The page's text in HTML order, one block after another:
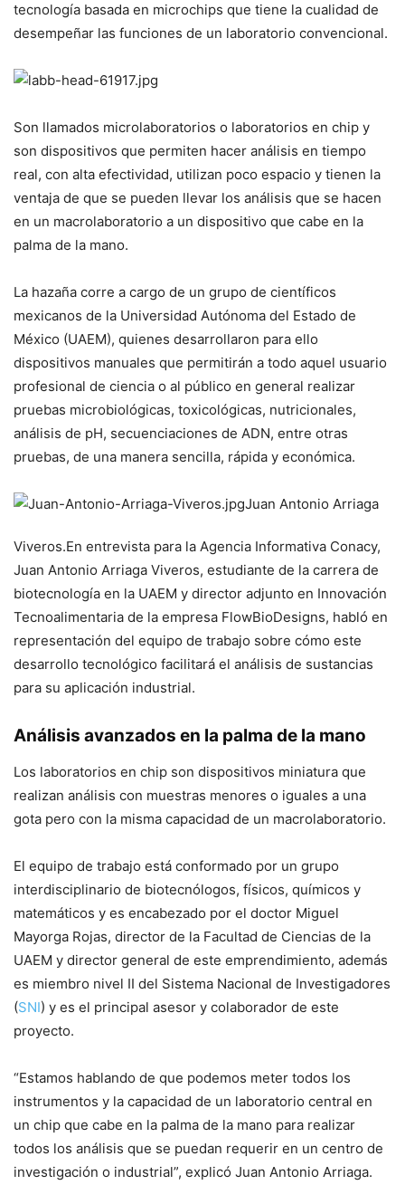
tecnología basada en microchips que tiene la cualidad de
desempeñar las funciones de un laboratorio convencional.
Son llamados microlaboratorios o laboratorios en chip y
son dispositivos que permiten hacer análisis en tiempo
real, con alta efectividad, utilizan poco espacio y tienen la
ventaja de que se pueden llevar los análisis que se hacen
en un macrolaboratorio a un dispositivo que cabe en la
palma de la mano.
La hazaña corre a cargo de un grupo de científicos
mexicanos de la Universidad Autónoma del Estado de
México (UAEM), quienes desarrollaron para ello
dispositivos manuales que permitirán a todo aquel usuario
profesional de ciencia o al público en general realizar
pruebas microbiológicas, toxicológicas, nutricionales,
análisis de pH, secuenciaciones de ADN, entre otras
pruebas, de una manera sencilla, rápida y económica.
Juan Antonio Arriaga
Viveros.En entrevista para la Agencia Informativa Conacy,
Juan Antonio Arriaga Viveros, estudiante de la carrera de
biotecnología en la UAEM y director adjunto en Innovación
Tecnoalimentaria de la empresa FlowBioDesigns, habló en
representación del equipo de trabajo sobre cómo este
desarrollo tecnológico facilitará el análisis de sustancias
para su aplicación industrial.
Análisis avanzados en la palma de la mano
Los laboratorios en chip son dispositivos miniatura que
realizan análisis con muestras menores o iguales a una
gota pero con la misma capacidad de un macrolaboratorio.
El equipo de trabajo está conformado por un grupo
interdisciplinario de biotecnólogos, físicos, químicos y
matemáticos y es encabezado por el doctor Miguel
Mayorga Rojas, director de la Facultad de Ciencias de la
UAEM y director general de este emprendimiento, además
es miembro nivel II del Sistema Nacional de Investigadores
(SNI) y es el principal asesor y colaborador de este
proyecto.
“Estamos hablando de que podemos meter todos los
instrumentos y la capacidad de un laboratorio central en
un chip que cabe en la palma de la mano para realizar
todos los análisis que se puedan requerir en un centro de
investigación o industrial”, explicó Juan Antonio Arriaga.